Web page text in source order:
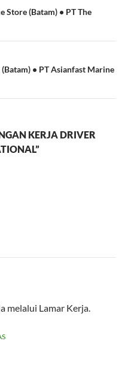
Store (Batam) • PT The
• PT Asianfast Marine
KERJA DRIVER
melalui Lamar Kerja.